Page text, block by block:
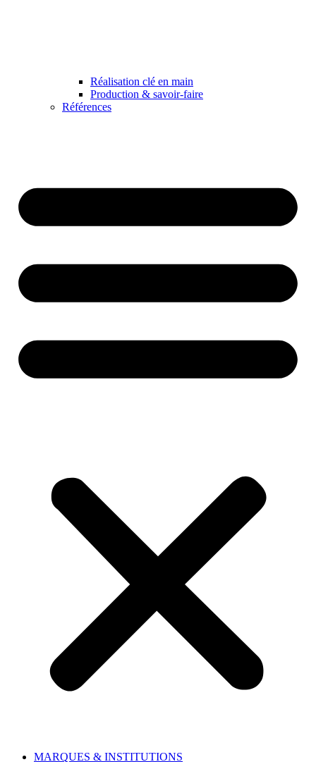
Réalisation clé en main
Production & savoir-faire
Références
MARQUES & INSTITUTIONS